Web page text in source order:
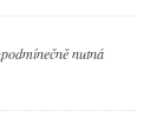
nutná